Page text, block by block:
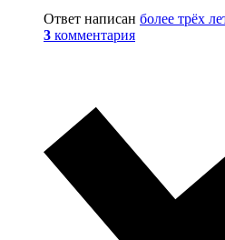
Ответ написан более трёх
3 комментария